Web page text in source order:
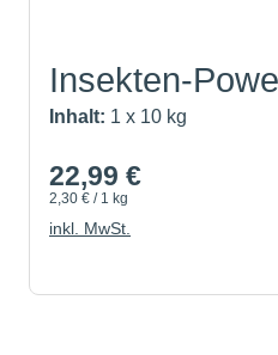
Insekten-
Inhalt: 1 x 10 kg
22,99 €
2,30 € / 1 kg
inkl. MwSt.